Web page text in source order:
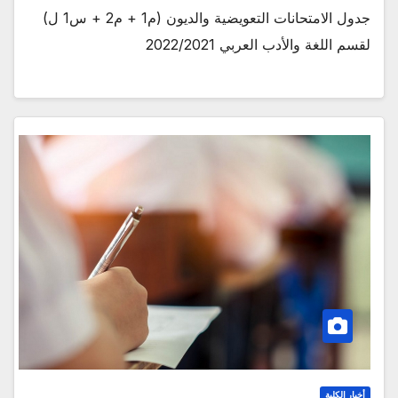
جدول الامتحانات التعويضية والديون (م1 + م2 + س1 ل)
لقسم اللغة والأدب العربي 2022/2021
أخبار الكلية